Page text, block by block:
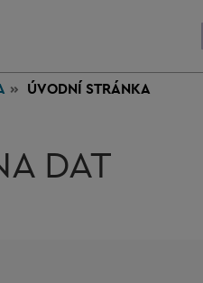
ÚVODNÍ STRÁNKA
DAT